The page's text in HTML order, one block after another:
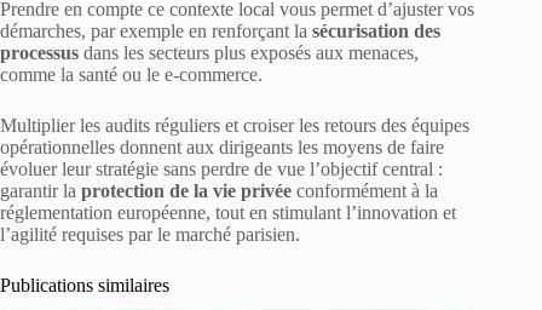
Prendre en compte ce contexte local vous permet d’ajuster vos
démarches, par exemple en renforçant la sécurisation des
processus dans les secteurs plus exposés aux menaces,
comme la santé ou le e-commerce.
Multiplier les audits réguliers et croiser les retours des équipes
opérationnelles donnent aux dirigeants les moyens de faire
évoluer leur stratégie sans perdre de vue l’objectif central :
garantir la protection de la vie privée conformément à la
réglementation européenne, tout en stimulant l’innovation et
l’agilité requises par le marché parisien.
Publications similaires